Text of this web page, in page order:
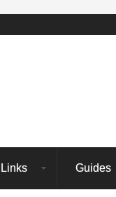
Links Guides